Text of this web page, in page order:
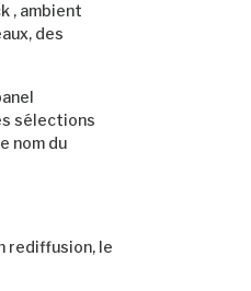
, ambient
des
sélections
nom du
rediffusion, le